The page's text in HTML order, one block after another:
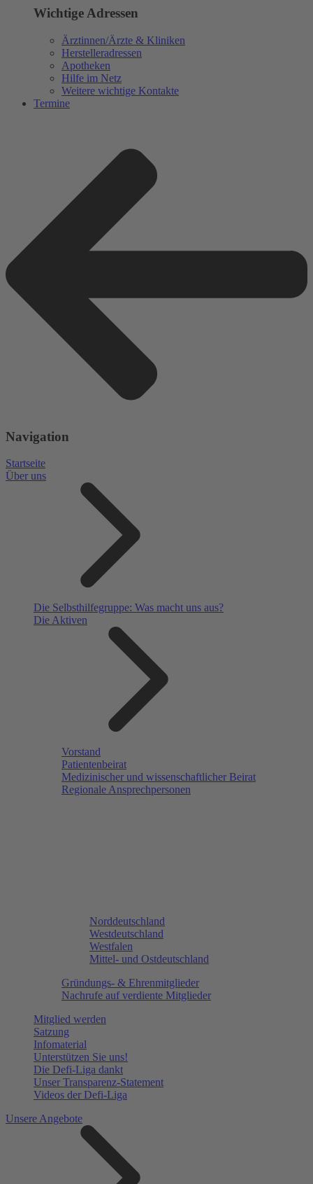
Wichtige Adressen
Ärztinnen/Ärzte & Kliniken
Herstelleradressen
Apotheken
Hilfe im Netz
Weitere wichtige Kontakte
Termine
Navigation
Startseite
Über uns
Die Selbsthilfegruppe: Was macht uns aus?
Die Aktiven
Vorstand
Patientenbeirat
Medizinischer und wissenschaftlicher Beirat
Regionale Ansprechpersonen
Norddeutschland
Westdeutschland
Westfalen
Mittel- und Ostdeutschland
Gründungs- & Ehrenmitglieder
Nachrufe auf verdiente Mitglieder
Mitglied werden
Satzung
Infomaterial
Unterstützen Sie uns!
Die Defi-Liga dankt
Unser Transparenz-Statement
Videos der Defi-Liga
Unsere Angebote